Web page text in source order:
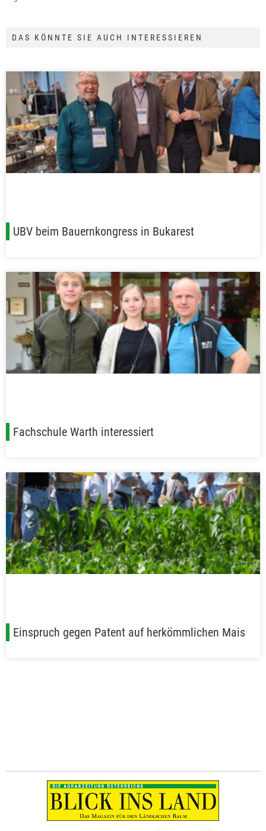
DAS KÖNNTE SIE AUCH INTERESSIEREN
UBV beim Bauernkongress in Bukarest
Fachschule Warth interessiert
Einspruch gegen Patent auf herkömmlichen Mais